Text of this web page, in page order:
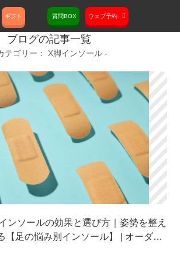
ギフト 質問BOX ウェブ予約
ブログの記事一覧
X脚インソール
ンソールの効果と選び方｜姿勢を整え
【足の悩み別インソール】 | オーダー